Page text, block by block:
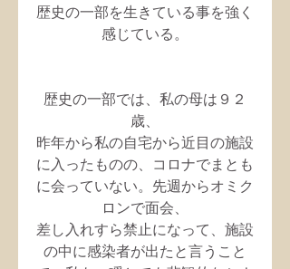
歴史の一部を生きている事を強く
感じている。
歴史の一部では、私の母は９２
歳、
昨年から私の自宅から近目の施設
に入ったものの、コロナでまとも
に会っていない。先週からオミク
ロンで面会、
差し入れすら禁止になって、施設
の中に感染者が出たと言うこと